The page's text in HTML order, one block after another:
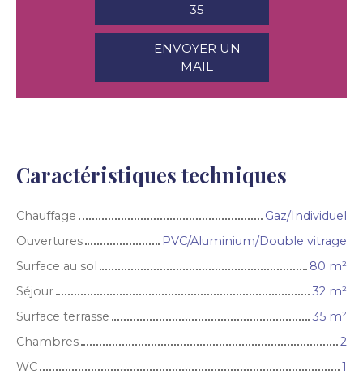
35
ENVOYER UN
MAIL
Caractéristiques techniques
Chauffage
Gaz/Individuel
Ouvertures
PVC/Aluminium/Double vitrage
Surface au sol
80 m²
Séjour
32 m²
Surface terrasse
35 m²
Chambres
2
WC
1